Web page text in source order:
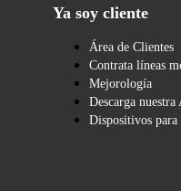
Ya soy cliente
Área de Clientes
Contrata líneas
Mejorología
Descarga nuestra
Dispositivos para